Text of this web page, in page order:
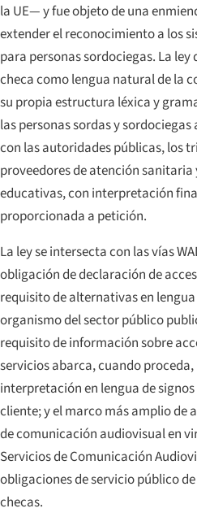
la UE— y fue objeto de una
extender el reconocimiento a los
para personas sordociegas. La
checa como lengua natural de la
su propia estructura léxica y
las personas sordas y
con las autoridades públicas, los
proveedores de atención
educativas, con interpretación
proporcionada a petición.
La ley se intersecta con las vías
obligación de declaración de
requisito de alternativas en
organismo del sector público
requisito de información sobre
servicios abarca, cuando
interpretación en lengua de
cliente; y el marco más amplio de
de comunicación audiovisual en
Servicios de Comunicación
obligaciones de servicio público
checas.